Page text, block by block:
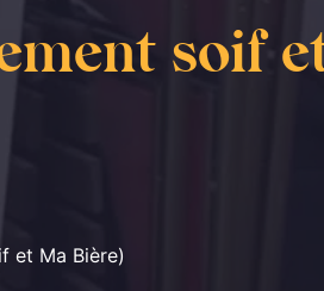
soif
et Ma Bière)